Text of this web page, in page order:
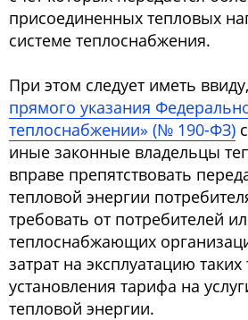
присоединенных тепловых
системе теплоснабжения.
При этом следует иметь
прямого указания
теплоснабжении» (№ 190-ФЗ)
иные законные владельцы
вправе препятствовать
тепловой энергии
требовать от потребителей
теплоснабжающих
затрат на эксплуатацию
установления тарифа на
тепловой энергии.